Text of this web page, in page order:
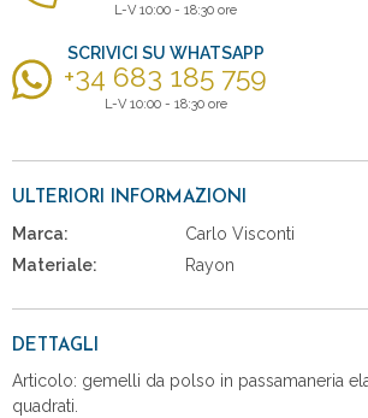
L-V 10:00 - 18:30 ore
SCRIVICI SU WHATSAPP
+34 683 185 759
L-V 10:00 - 18:30 ore
ULTERIORI INFORMAZIONI
Marca:
Carlo Visconti
Materiale:
Rayon
DETTAGLI
Articolo: gemelli da polso in passamaneria
quadrati.